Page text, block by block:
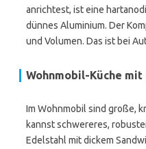
anrichtest, ist eine
dünnes Aluminium. Der
und Volumen. Das ist bei
Wohnmobil-Küche
Im Wohnmobil sind große,
kannst schwereres,
Edelstahl mit dickem